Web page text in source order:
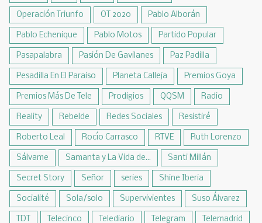
Operación Triunfo OT 2020 Pablo Alborán
Pablo Echenique Pablo Motos Partido Popular
Pasapalabra Pasión De Gavilanes Paz Padilla
Pesadilla En El Paraiso Planeta Calleja Premios Goya
Premios Más De Tele Prodigios QQSM Radio
Reality Rebelde Redes Sociales Resistiré
Roberto Leal Rocío Carrasco RTVE Ruth Lorenzo
Sálvame Samanta y La Vida de... Santi Millán
Secret Story Señor series Shine Iberia
Socialité Sola/solo Supervivientes Suso Álvarez
TDT Telecinco Telediario Telegram Telemadrid